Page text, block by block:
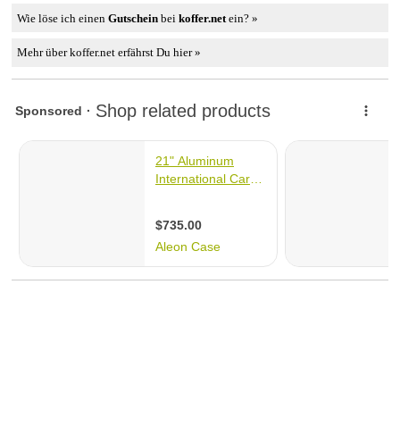
Wie löse ich einenGutschein beikoffer.net ein? »
Mehr über koffer.net erfährst Du hier »